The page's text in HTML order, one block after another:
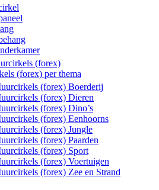
(forex)
(forex) per thema
(forex) Boerderij
(forex) Dieren
(forex) Dino’s
(forex) Eenhoorns
(forex) Jungle
(forex) Paarden
(forex) Sport
(forex) Voertuigen
(forex) Zee en Strand